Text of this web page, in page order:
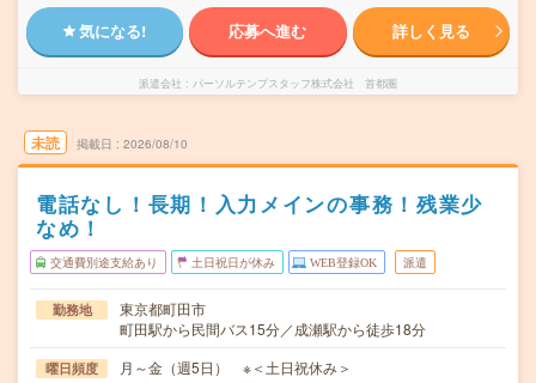
気になる! 応募へ進む 詳しく見る
派遣会社 パーソルテンプスタッフ株式会社 首都圏
未読 掲載日 2026/08/10
電話なし！長期！入力メインの事務！残業少
なめ！
交通費別途支給あり 土日祝日が休み WEB登録OK 派遣
勤務地
東京都町田市
町田駅から民間バス15分／成瀬駅から徒歩18分
曜日頻度 月～金（週5日） ※＜土日祝休み＞